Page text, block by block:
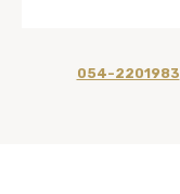
054-2201983